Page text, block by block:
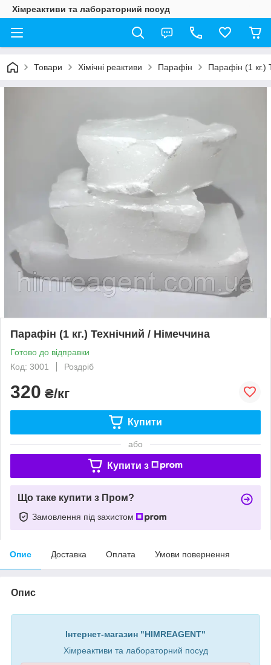
Хімреактиви та лабораторний посуд
Товари Хімічні реактиви Парафін Парафін (1 кг.)
Парафін (1 кг.) Технічний / Німеччина
Готово до відправки
Код: 3001
Роздріб
320 ₴/кг
Купити
або
Купити з
Що таке купити з Пром?
Замовлення під захистом
Опис Доставка Оплата Умови повернення
Опис
Інтернет-магазин "HIMREAGENT"
Хімреактиви та лабораторний посуд